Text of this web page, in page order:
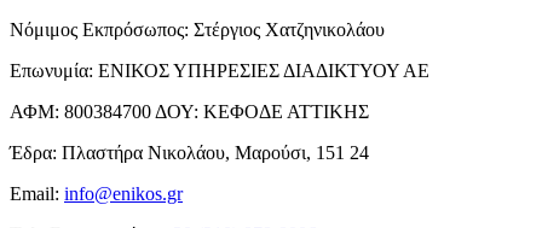
Νόμιμος Εκπρόσωπος: Στέργιος Χατζηνικολάου
Επωνυμία: ΕΝΙΚΟΣ ΥΠΗΡΕΣΙΕΣ ΔΙΑΔΙΚΤΥΟΥ ΑΕ
ΑΦΜ: 800384700 ΔΟΥ: ΚΕΦΟΔΕ ΑΤΤΙΚΗΣ
Έδρα: Πλαστήρα Νικολάου, Μαρούσι, 151 24
Email: info@enikos.gr